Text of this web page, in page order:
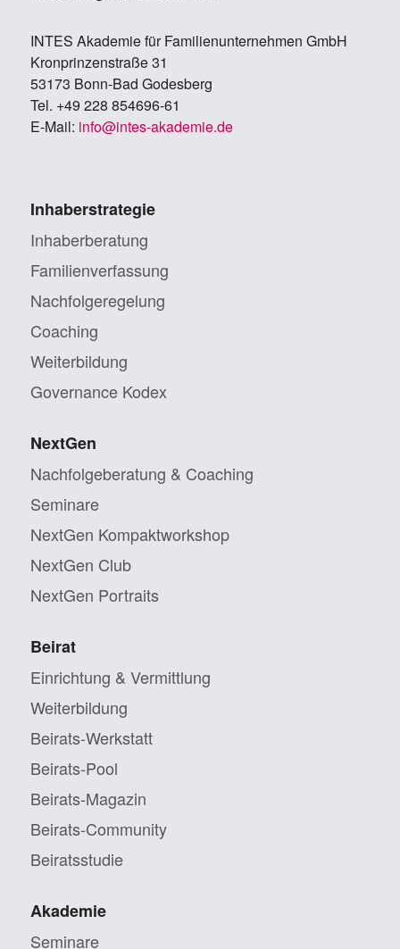
IN­TES Aka­de­mie für Fa­mi­li­en­un­ter­neh­men GmbH
Kron­prin­zen­stra­ße 31
53173 Bonn-Bad Go­des­berg
Tel. +49 228 854696-61
E-Mail: info@in­tes-aka­de­mie.de
Inhaberstrategie
Inhaberberatung
Familienverfassung
Nachfolgeregelung
Coaching
Weiterbildung
Governance Kodex
NextGen
Nachfolgeberatung & Coaching
Seminare
NextGen Kompaktworkshop
NextGen Club
NextGen Portraits
Beirat
Einrichtung & Vermittlung
Weiterbildung
Beirats-Werkstatt
Beirats-Pool
Beirats-Magazin
Beirats-Community
Beiratsstudie
Akademie
Seminare